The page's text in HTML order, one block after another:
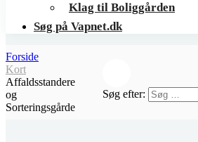
Klag til Boliggården
Søg på Vapnet.dk
Søg efter:
Forside
Kort
Affaldsstandere
og
Sorteringsgårde